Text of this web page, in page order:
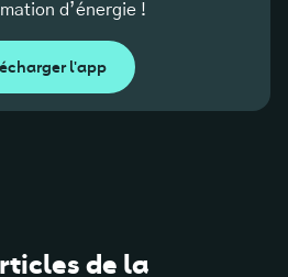
d’énergie !
l'app
de la